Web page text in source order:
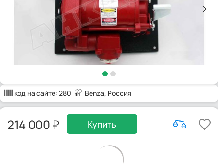
код на сайте: 280 Benza, Россия
214 000 Купить